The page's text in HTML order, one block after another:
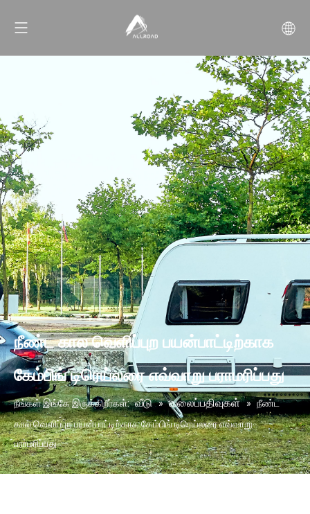
நீண்ட கால வெளிப்புற பயன்பாட்டிற்காக
கேம்பிங் டிரெய்லரை எவ்வாறு பராமரிப்பது
நீங்கள் இங்கே இருக்கிறீர்கள்: வீடு » வலைப்பதிவுகள் » நீண்ட
கால வெளிப்புற பயன்பாட்டிற்காக கேம்பிங் டிரெய்லரை எவ்வாறு
பராமரிப்பது